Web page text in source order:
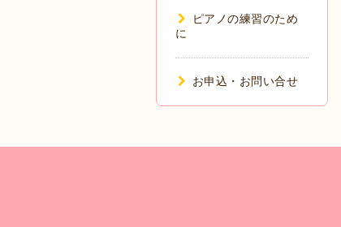
ピアノの練習のため
に
お申込・お問い合せ